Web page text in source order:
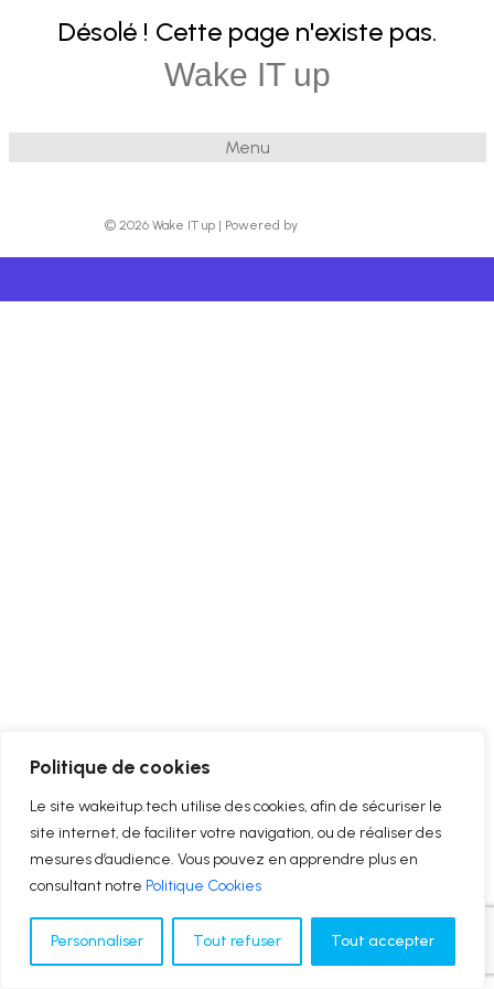
Politique de cookies
Le site wakeitup.tech utilise des cookies, afin de sécuriser le
site internet, de faciliter votre navigation, ou de réaliser des
mesures d’audience. Vous pouvez en apprendre plus en
consultant notre Politique Cookies
Personnaliser Tout refuser Tout accepter
Wake IT up
Menu
Désolé ! Cette page n'existe pas.
© 2026 Wake IT up | Powered by